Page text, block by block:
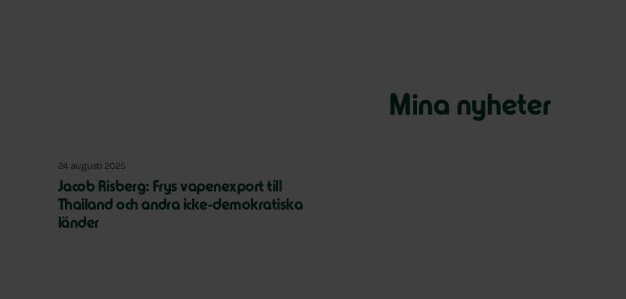
Mina nyheter
24 augusti 2025
Jacob Risberg: Frys vapenexport till
Thailand och andra icke-demokratiska
länder